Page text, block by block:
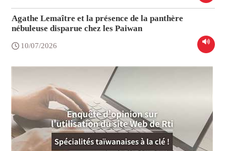
Agathe Lemaître et la présence de la panthère
nébuleuse disparue chez les Paiwan
10/07/2026